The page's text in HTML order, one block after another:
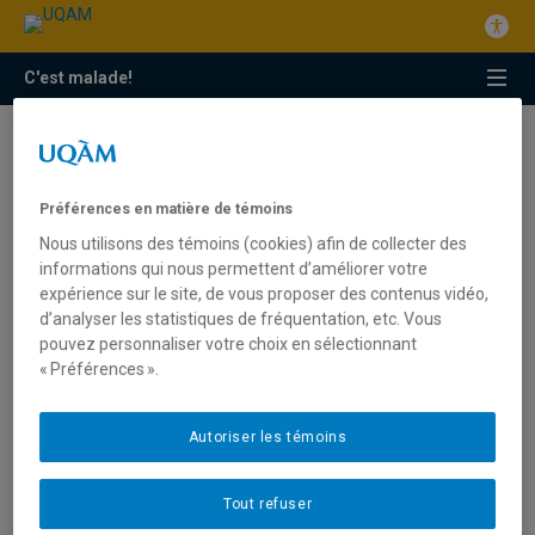
C'est malade!
capacités intellectuelles
Ironique dès l’âge de quatre ans… c’est possible!
Préférences en matière de témoins
Nous utilisons des témoins (cookies) afin de collecter des
informations qui nous permettent d’améliorer votre
expérience sur le site, de vous proposer des contenus vidéo,
d’analyser les statistiques de fréquentation, etc. Vous
pouvez personnaliser votre choix en sélectionnant
« Préférences ».
Tout refuser
Autoriser les témoins